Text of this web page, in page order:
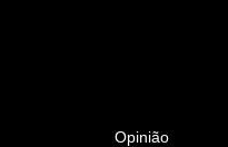
Opinião